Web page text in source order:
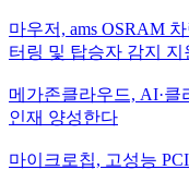
마우저, ams OSRAM
터링 및 탑승자 감지 지
메가존클라우드, AI·
인재 양성한다
마이크로칩, 고성능